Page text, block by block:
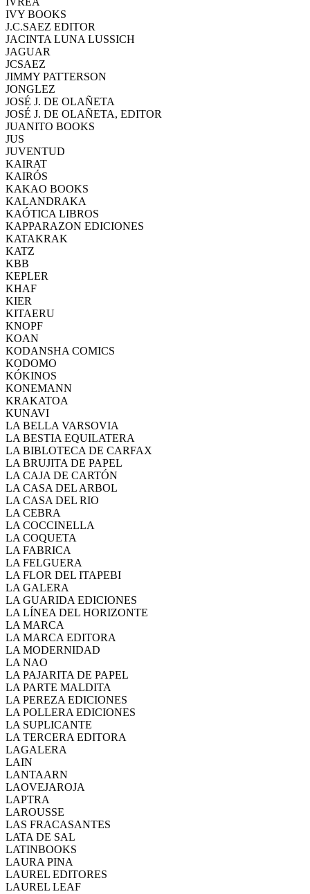
IVY BOOKS
J.C.SAEZ EDITOR
JACINTA LUNA LUSSICH
JAGUAR
JCSAEZ
JIMMY PATTERSON
JONGLEZ
JOSÉ J. DE OLAÑETA
JOSÉ J. DE OLAÑETA, EDITOR
JUANITO BOOKS
JUS
JUVENTUD
KAIRAT
KAIRÓS
KAKAO BOOKS
KALANDRAKA
KAÓTICA LIBROS
KAPPARAZON EDICIONES
KATAKRAK
KATZ
KBB
KEPLER
KHAF
KIER
KITAERU
KNOPF
KOAN
KODANSHA COMICS
KODOMO
KÓKINOS
KONEMANN
KRAKATOA
KUNAVI
LA BELLA VARSOVIA
LA BESTIA EQUILATERA
LA BIBLOTECA DE CARFAX
LA BRUJITA DE PAPEL
LA CAJA DE CARTÓN
LA CASA DEL ARBOL
LA CASA DEL RIO
LA CEBRA
LA COCCINELLA
LA COQUETA
LA FABRICA
LA FELGUERA
LA FLOR DEL ITAPEBI
LA GALERA
LA GUARIDA EDICIONES
LA LÍNEA DEL HORIZONTE
LA MARCA
LA MARCA EDITORA
LA MODERNIDAD
LA NAO
LA PAJARITA DE PAPEL
LA PARTE MALDITA
LA PEREZA EDICIONES
LA POLLERA EDICIONES
LA SUPLICANTE
LA TERCERA EDITORA
LAGALERA
LAIN
LANTAARN
LAOVEJAROJA
LAPTRA
LAROUSSE
LAS FRACASANTES
LATA DE SAL
LATINBOOKS
LAURA PINA
LAUREL EDITORES
LAUREL LEAF